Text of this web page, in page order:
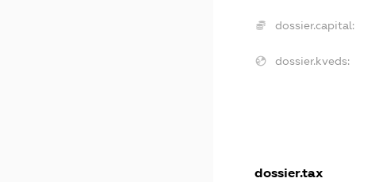
dossier.capital:
dossier.kveds:
dossier.tax